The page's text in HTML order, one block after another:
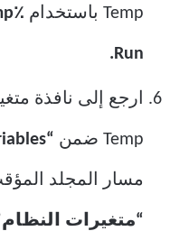
Temp باستخدام ٪temp٪
Run.
ارجع إلى نافذة
Temp ضمن “User variables”
مسار المجلد
“متغيرات